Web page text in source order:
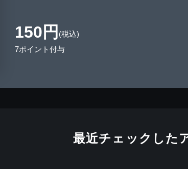
150円 (税込)
7ポイント付与
最近チェックした